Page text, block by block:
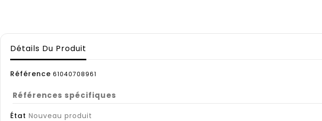
Détails Du Produit
Référence 61040708961
Références spécifiques
État Nouveau produit